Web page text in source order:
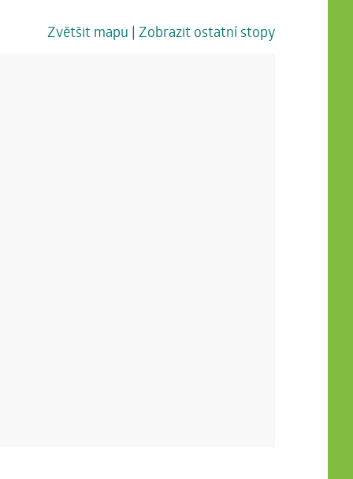
Zvětšit mapu | Zobrazit ostatní stopy